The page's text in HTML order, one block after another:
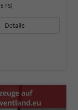
PS)
Details